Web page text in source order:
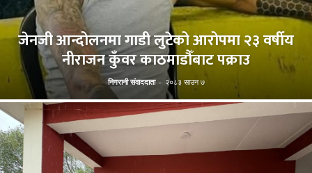
जेनजी आन्दोलनमा गाडी लुटेको आरोपमा २३ वर्षीय
नीराजन कुँवर काठमाडौँबाट पक्राउ
निगरानी संवाददाता - २०८३ साउन ७